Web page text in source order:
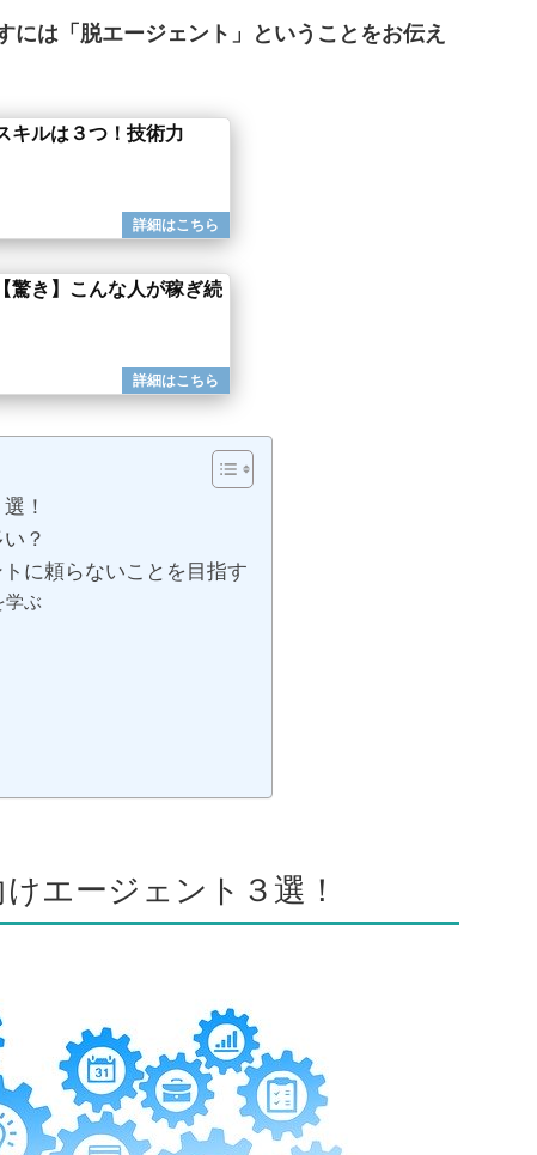
は「脱エージェント」ということをお伝え
キルは３つ！技術力
驚き】こんな人が稼ぎ続
！
？
に頼らないことを目指す
学ぶ
エージェント３選！